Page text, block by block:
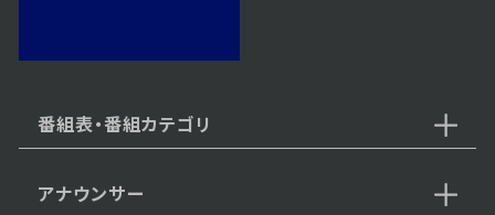
番組表・番組カテゴリ
アナウンサー